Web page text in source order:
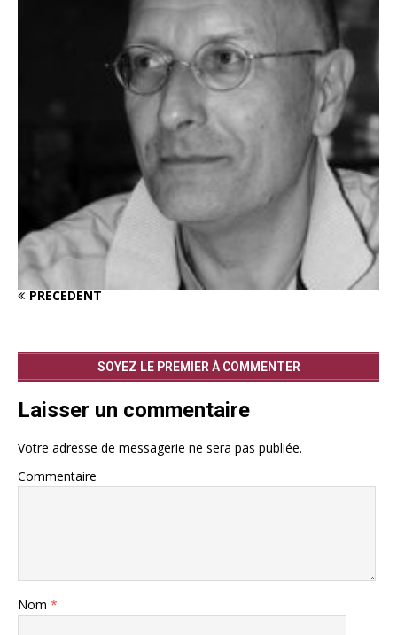
PRÉCÉDENT
SOYEZ LE PREMIER À COMMENTER
Laisser un commentaire
Votre adresse de messagerie ne sera pas publiée.
Commentaire
Nom *